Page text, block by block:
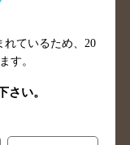
バー検索
バー検索
バー検索
バー検索
バー検索
ているため、 20
す。
さい。